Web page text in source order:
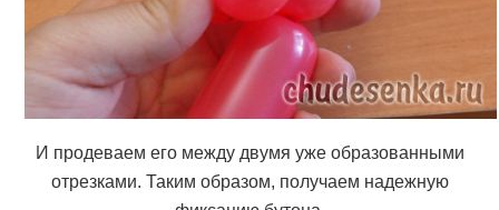
И продеваем его между двумя уже образованными
отрезками. Таким образом, получаем надежную